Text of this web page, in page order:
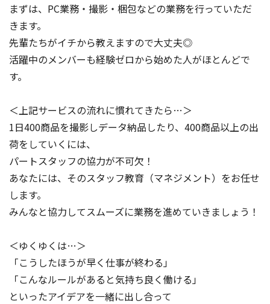
まずは、PC業務・撮影・梱包などの業務を行っていただ
きます。
先輩たちがイチから教えますので大丈夫◎
活躍中のメンバーも経験ゼロから始めた人がほとんどで
す。
＜上記サービスの流れに慣れてきたら…＞
1日400商品を撮影しデータ納品したり、400商品以上の出
荷をしていくには、
パートスタッフの協力が不可欠！
あなたには、そのスタッフ教育（マネジメント）をお任せ
します。
みんなと協力してスムーズに業務を進めていきましょう！
＜ゆくゆくは…＞
「こうしたほうが早く仕事が終わる」
「こんなルールがあると気持ち良く働ける」
といったアイデアを一緒に出し合って